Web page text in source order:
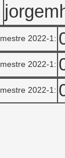
2022-1:
2022-1:
2022-1: